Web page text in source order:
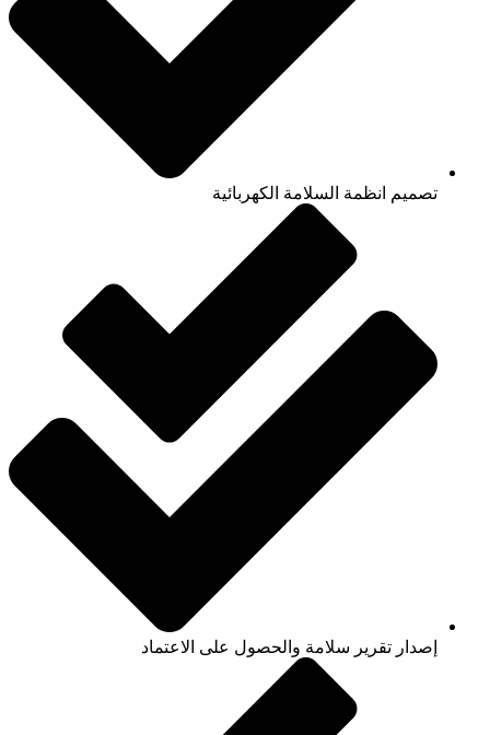
تصميم انظمة السلامة الكهربائية
إصدار تقرير سلامة والحصول على الاعتماد